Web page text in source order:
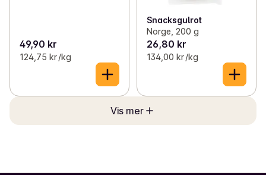
49,90 kr
124,75 kr /kg
Snacksgulrot
Norge, 200 g
26,80 kr
134,00 kr /kg
Vis mer